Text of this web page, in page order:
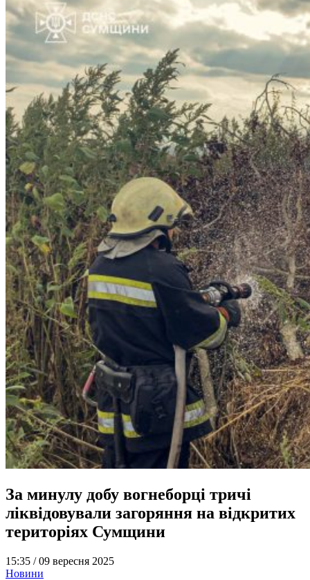
За минулу добу вогнеборці тричі
ліквідовували загоряння на відкритих
територіях Сумщини
15:35 /09 вересня 2025
Новини